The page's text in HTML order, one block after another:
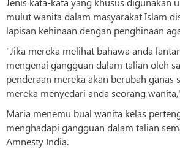
mulut wanita dalam masyarakat Islam
lapisan kehinaan dengan penghinaan
"Jika mereka melihat bahawa anda
mengenai gangguan dalam talian oleh
penderaan mereka akan berubah ganas
mereka menyedari anda seorang
Maria menemu bual wanita kelas
menghadapi gangguan dalam talian
Amnesty India.